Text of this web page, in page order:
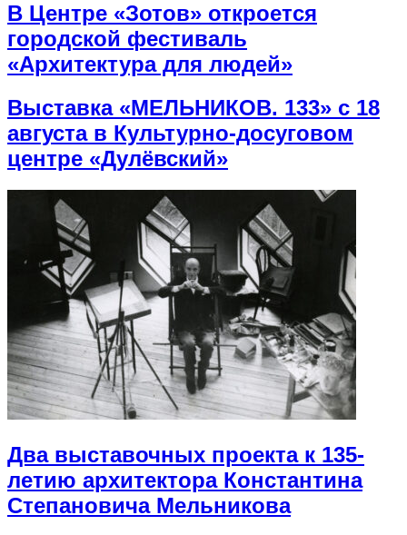
В Центре «Зотов» откроется
городской фестиваль
«Архитектура для людей»
Выставка «МЕЛЬНИКОВ. 133» с 18
августа в Культурно-досуговом
центре «Дулёвский»
Два выставочных проекта к 135-
летию архитектора Константина
Степановича Мельникова